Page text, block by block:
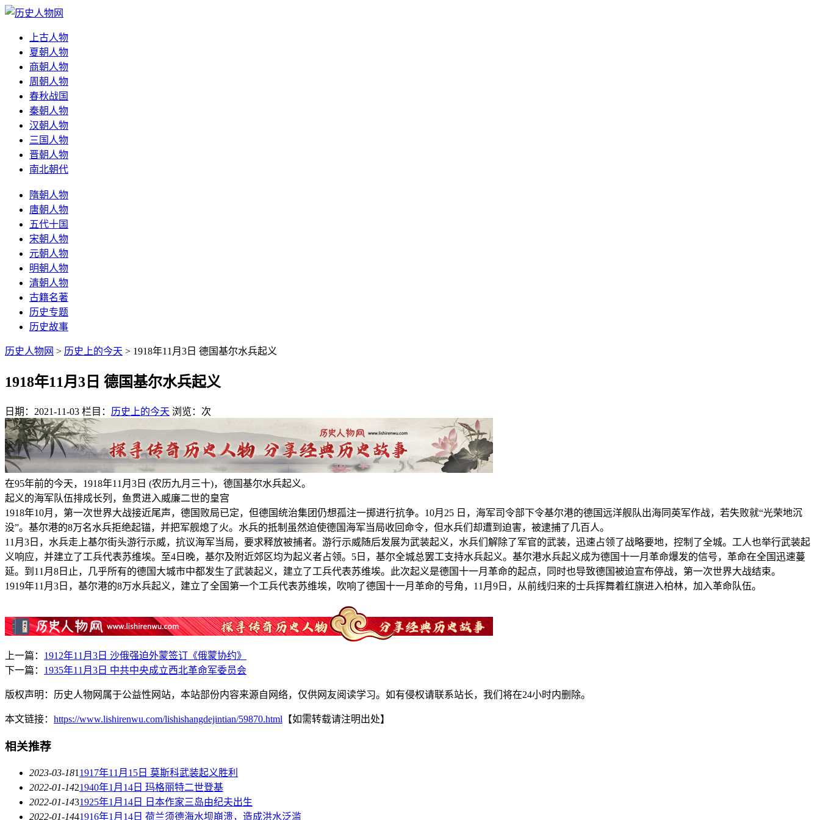
上古人物
夏朝人物
商朝人物
周朝人物
春秋战国
秦朝人物
汉朝人物
三国人物
晋朝人物
南北朝代
隋朝人物
唐朝人物
五代十国
宋朝人物
元朝人物
明朝人物
清朝人物
古籍名著
历史专题
历史故事
历史人物网 > 历史上的今天 > 1918年11月3日 德国基尔水兵起义
1918年11月3日 德国基尔水兵起义
日期：2021-11-03 栏目： 历史上的今天 浏览： 次
在95年前的今天，1918年11月3日 (农历九月三十)，德国基尔水兵起义。
起义的海军队伍排成长列，鱼贯进入威廉二世的皇宫
1918年10月，第一次世界大战接近尾声，德国败局已定，但德国统治集团仍想孤注一掷进行抗争。10月25 日，海军司令部下令基尔港的德国远洋舰队出海同英军作战，若失败就“光荣地沉
没”。基尔港的8万名水兵拒绝起锚，并把军舰熄了火。水兵的抵制虽然迫使德国海军当局收回命令，但水兵们却遭到迫害，被逮捕了几百人。
11月3日，水兵走上基尔街头游行示威，抗议海军当局，要求释放被捕者。游行示威随后发展为武装起义，水兵们解除了军官的武装，迅速占领了战略要地，控制了全城。工人也举行武装起
义响应，并建立了工兵代表苏维埃。至4日晚，基尔及附近郊区均为起义者占领。5日，基尔全城总罢工支持水兵起义。基尔港水兵起义成为德国十一月革命爆发的信号，革命在全国迅速蔓
延。到11月8日止，几乎所有的德国大城市中都发生了武装起义，建立了工兵代表苏维埃。此次起义是德国十一月革命的起点，同时也导致德国被迫宣布停战，第一次世界大战结束。
1919年11月3日，基尔港的8万水兵起义，建立了全国第一个工兵代表苏维埃，吹响了德国十一月革命的号角，11月9日，从前线归来的士兵挥舞着红旗进入柏林，加入革命队伍。
上一篇： 1912年11月3日 沙俄强迫外蒙签订《俄蒙协约》
下一篇： 1935年11月3日 中共中央成立西北革命军委员会
版权声明：历史人物网属于公益性网站，本站部份内容来源自网络，仅供网友阅读学习。如有侵权请联系站长，我们将在24小时内删除。
本文链接： https://www.lishirenwu.com/lishishangdejintian/59870.html 【如需转载请注明出处】
相关推荐
2023-03-181 1917年11月15日 莫斯科武装起义胜利
2022-01-1421940年1月14日 玛格丽特二世登基
2022-01-1431925年1月14日 日本作家三岛由纪夫出生
2022-01-1441916年1月14日 荷兰须德海水坝崩溃，造成洪水泛滥